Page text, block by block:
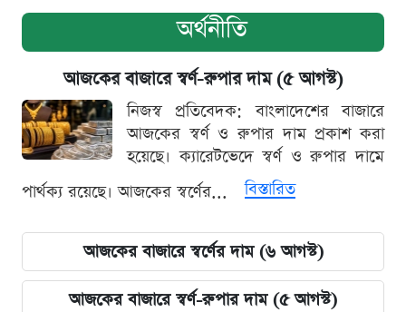
অর্থনীতি
আজকের বাজারে স্বর্ণ-রুপার দাম (৫ আগস্ট)
নিজস্ব প্রতিবেদক: বাংলাদেশের বাজারে
আজকের স্বর্ণ ও রুপার দাম প্রকাশ করা
হয়েছে। ক্যারেটভেদে স্বর্ণ ও রুপার দামে
পার্থক্য রয়েছে। আজকের স্বর্ণের...
বিস্তারিত
আজকের বাজারে স্বর্ণের দাম (৬ আগস্ট)
আজকের বাজারে স্বর্ণ-রুপার দাম (৫ আগস্ট)